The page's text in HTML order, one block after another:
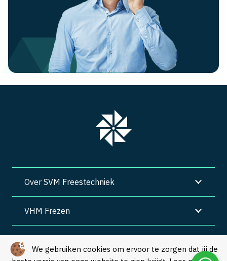
We gebruiken cookies om ervoor te zorgen dat jij de
Over SVM Freestechniek
VHM Frezen